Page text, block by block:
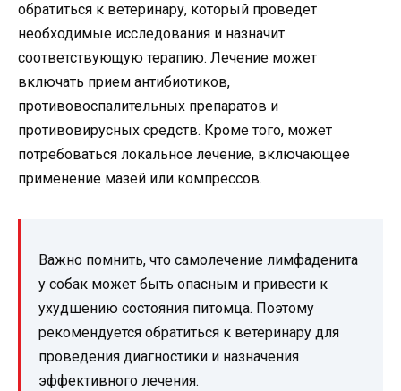
обратиться к ветеринару, который проведет
необходимые исследования и назначит
соответствующую терапию. Лечение может
включать прием антибиотиков,
противовоспалительных препаратов и
противовирусных средств. Кроме того, может
потребоваться локальное лечение, включающее
применение мазей или компрессов.
Важно помнить, что самолечение лимфаденита
у собак может быть опасным и привести к
ухудшению состояния питомца. Поэтому
рекомендуется обратиться к ветеринару для
проведения диагностики и назначения
эффективного лечения.